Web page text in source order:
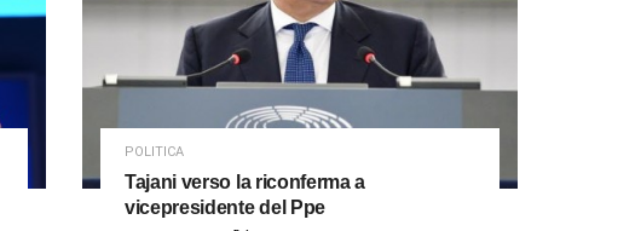
POLITICA
Tajani verso la riconferma a
vicepresidente del Ppe